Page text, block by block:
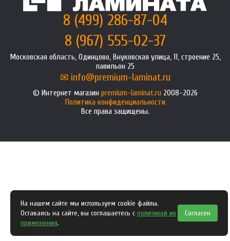
8 (499) 286-87-04
8 (967) 555-02-37
Московская область, Одинцово, Внуковская улица, 11, строение 25,
павильон 25
info@premium-laminat.ru
Интернет магазин premium-laminat.ru2008-2026
Политика конфиденциальности
Все права защищены.
На нашем сайте мы используем cookie файлы.
Оставаясь на сайте, вы соглашаетесь с политикой их
применения.
Согласен